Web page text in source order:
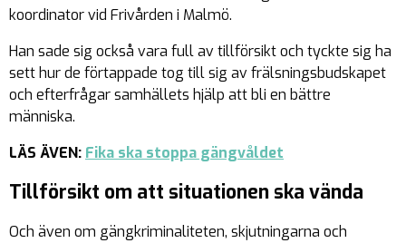
koordinator vid Frivården i Malmö.
Han sade sig också vara full av tillförsikt och tyckte sig ha
sett hur de förtappade tog till sig av frälsningsbudskapet
och efterfrågar samhällets hjälp att bli en bättre
människa.
LÄS ÄVEN: Fika ska stoppa gängvåldet
Tillförsikt om att situationen ska vända
Och även om gängkriminaliteten, skjutningarna och